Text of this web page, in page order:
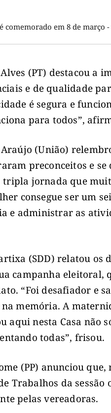
em 8 de março -
(PT) destacou a
e de qualidade
é segura e
para todos”,
(União)
preconceitos e se
jornada que
consegue ser um
e administrar as
(SDD) relatou os
campanha eleitoral,
“Foi desafiador e
memória. A
aqui nesta Casa não
todas”, frisou.
(PP) anunciou
Trabalhos da
pelas vereadoras.